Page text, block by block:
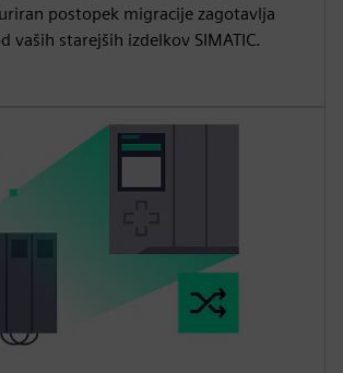
postopek migracije zagotavlja
vaših starejših izdelkov SIMATIC.